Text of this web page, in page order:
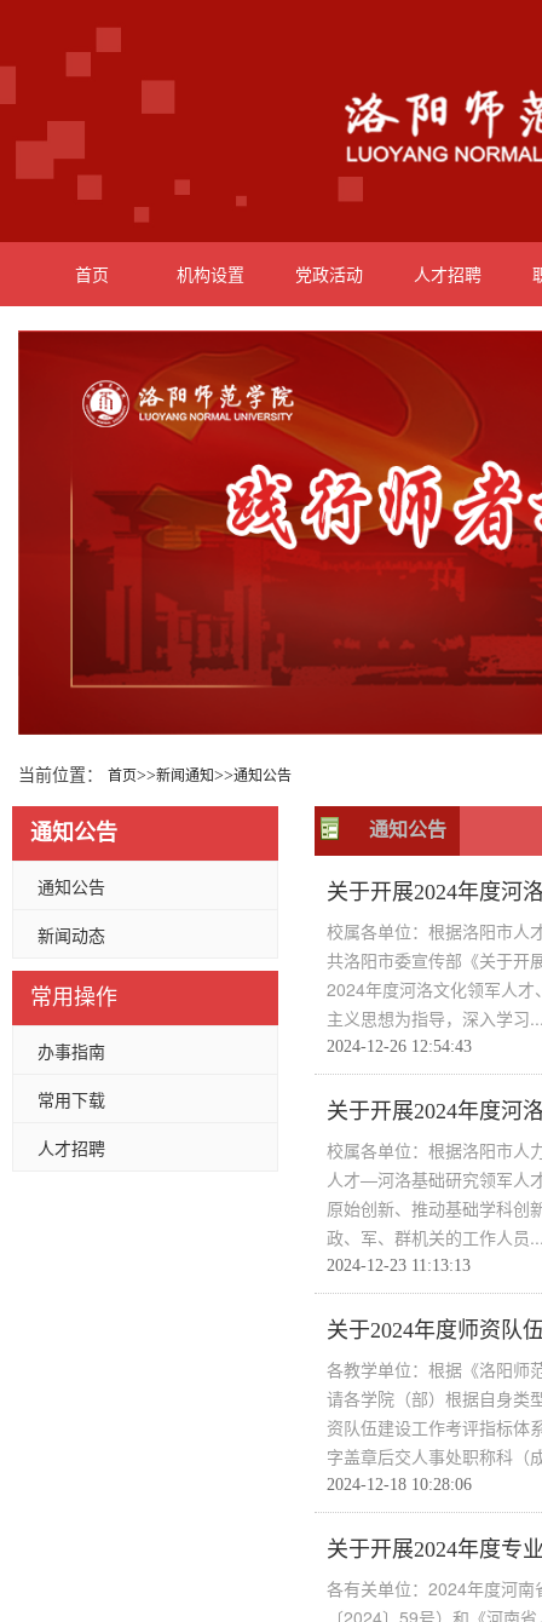
首页 机构设置 党政活动 人才招聘
当前位置： 首页>>新闻通知>>通知公告
通知公告
通知公告
新闻动态
常用操作
办事指南
常用下载
人才招聘
通知公告
关于开展2024年度河
校属各单位：根据洛阳市人
共洛阳市委宣传部《关于开
2024年度河洛文化领军人
主义思想为指导，深入学习
2024-12-26 12:54:43
关于开展2024年度河
校属各单位：根据洛阳市人
人才—河洛基础研究领军人
原始创新、推动基础学科创
政、军、群机关的工作人员
2024-12-23 11:13:13
关于2024年度师资队
各教学单位：根据《洛阳师
请各学院（部）根据自身类
资队伍建设工作考评指标体
字盖章后交人事处职称科（
2024-12-18 10:28:06
关于开展2024年度专
各有关单位：2024年度河
〔2024〕59号）和《河南